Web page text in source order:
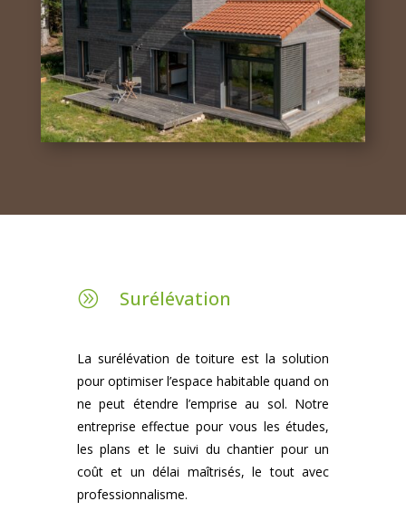
A Surélévation
La surélévation de toiture est la solution
pour optimiser l’espace habitable quand on
ne peut étendre l’emprise au sol. Notre
entreprise effectue pour vous les études,
les plans et le suivi du chantier pour un
coût et un délai maîtrisés, le tout avec
professionnalisme.